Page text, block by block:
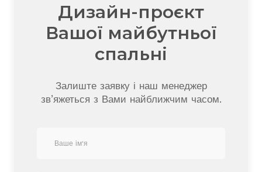
Дизайн-проєкт
Вашої майбутньої
спальні
Залиште заявку і наш менеджер
зв’яжеться з Вами найближчим часом.